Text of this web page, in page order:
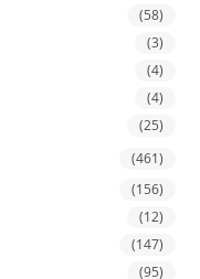
(58)
(3)
(4)
(4)
(25)
(461)
(156)
(12)
(147)
(95)